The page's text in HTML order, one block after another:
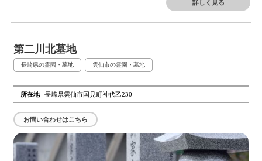
詳しく見る
第二川北墓地
長崎県の霊園・墓地 雲仙市の霊園・墓地
所在地 長崎県雲仙市国見町神代乙230
お問い合わせはこちら